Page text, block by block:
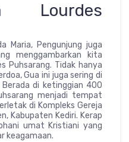
Lourdes
Maria, Pengunjung juga
menggambarkan kita
Puhsarang. Tidak hanya
Gua ini juga sering di
di ketinggian 400
menjadi tempat
di Kompleks Gereja
Kabupaten Kediri. Kerap
umat Kristiani yang
keagamaan.